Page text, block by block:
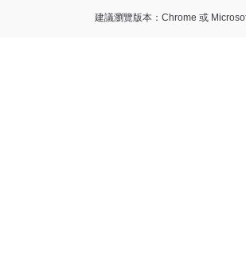
建議瀏覽版本：Chrome 或